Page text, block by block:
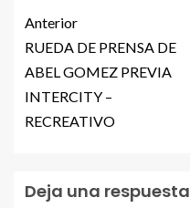
Anterior
RUEDA DE PRENSA DE
ABEL GOMEZ PREVIA
INTERCITY –
RECREATIVO
Deja una respuesta